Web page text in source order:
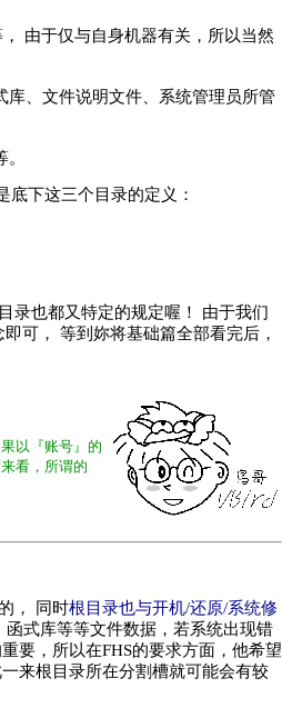
由于仅与自身机器有关，所以当然
库、文件说明文件、系统管理员所管
下这三个目录的定义：
录也都又特定的规定喔！ 由于我们
可， 等到妳将基础篇全部看完后，
以『账号』的
看，所谓的
， 同时根目录也与开机/还原/系统修
式库等等文件数据，若系统出现错
要，所以在FHS的要求方面，他希望
来根目录所在分割槽就可能会有较